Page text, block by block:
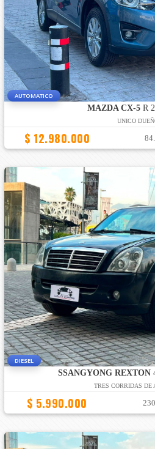
AUTOMATICO
MAZDA CX-5 R
UNICO
$ 12.980.000
DIESEL
SSANGYONG REXTON
TRES CORRIDAS DE
$ 5.990.000